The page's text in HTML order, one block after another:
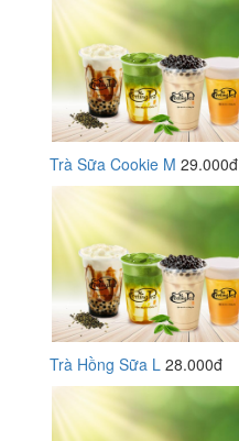
Trà Sữa Cookie M 29.000đ
Trà Hồng Sữa L 28.000đ